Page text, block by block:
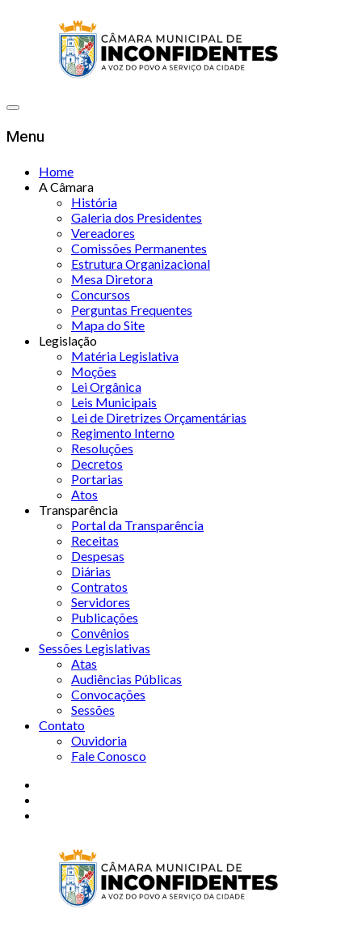
Menu
Home
A Câmara
História
Galeria dos Presidentes
Vereadores
Comissões Permanentes
Estrutura Organizacional
Mesa Diretora
Concursos
Perguntas Frequentes
Mapa do Site
Legislação
Matéria Legislativa
Moções
Lei Orgânica
Leis Municipais
Lei de Diretrizes Orçamentárias
Regimento Interno
Resoluções
Decretos
Portarias
Atos
Transparência
Portal da Transparência
Receitas
Despesas
Diárias
Contratos
Servidores
Publicações
Convênios
Sessões Legislativas
Atas
Audiências Públicas
Convocações
Sessões
Contato
Ouvidoria
Fale Conosco